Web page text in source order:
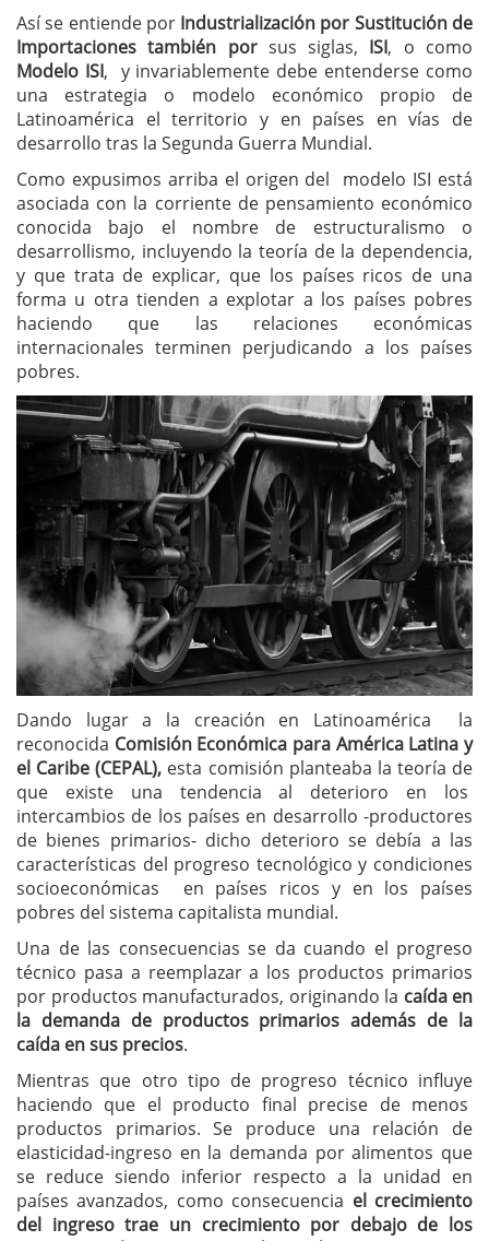
Así se entiende por Industrialización por Sustitución de
Importaciones también porsus siglas, ISI, o como
Modelo ISI, y invariablemente debe entenderse como
una estrategia o modelo económico propio de
Latinoamérica el territorio y en países en vías de
desarrollo tras la Segunda Guerra Mundial.
Como expusimos arriba el origen del modelo ISI está
asociada con la corriente de pensamiento económico
conocida bajo el nombre de estructuralismo o
desarrollismo, incluyendo la teoría de la dependencia,
y que trata de explicar, que los países ricos de una
forma u otra tienden a explotar a los países pobres
haciendo que las relaciones económicas
internacionales terminen perjudicando a los países
pobres.
Dando lugar a la creación en Latinoamérica la
reconocida Comisión Económica para América Latina y
el Caribe (CEPAL), esta comisión planteaba la teoría de
que existe una tendencia al deterioro en los
intercambios de los países en desarrollo -productores
de bienes primarios- dicho deterioro se debía a las
características del progreso tecnológico y condiciones
socioeconómicas en países ricos y en los países
pobres del sistema capitalista mundial.
Una de las consecuencias se da cuando el progreso
técnico pasa a reemplazar a los productos primarios
por productos manufacturados, originando la caída en
la demanda de productos primarios además de la
caída en sus precios.
Mientras que otro tipo de progreso técnico influye
haciendo que el producto final precise de menos
productos primarios. Se produce una relación de
elasticidad-ingreso en la demanda por alimentos que
se reduce siendo inferior respecto a la unidad en
países avanzados, como consecuencia el crecimiento
del ingreso trae un crecimiento por debajo de los